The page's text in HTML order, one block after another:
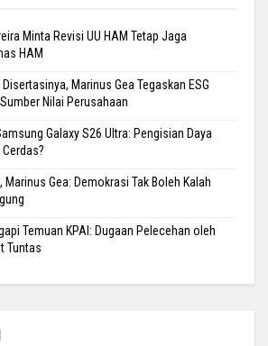
Minta Revisi UU HAM Tetap Jaga
HAM
Marinus Gea Tegaskan ESG
Nilai Perusahaan
Galaxy S26 Ultra: Pengisian Daya
Gea: Demokrasi Tak Boleh Kalah
Temuan KPAI: Dugaan Pelecehan oleh
Tuntas